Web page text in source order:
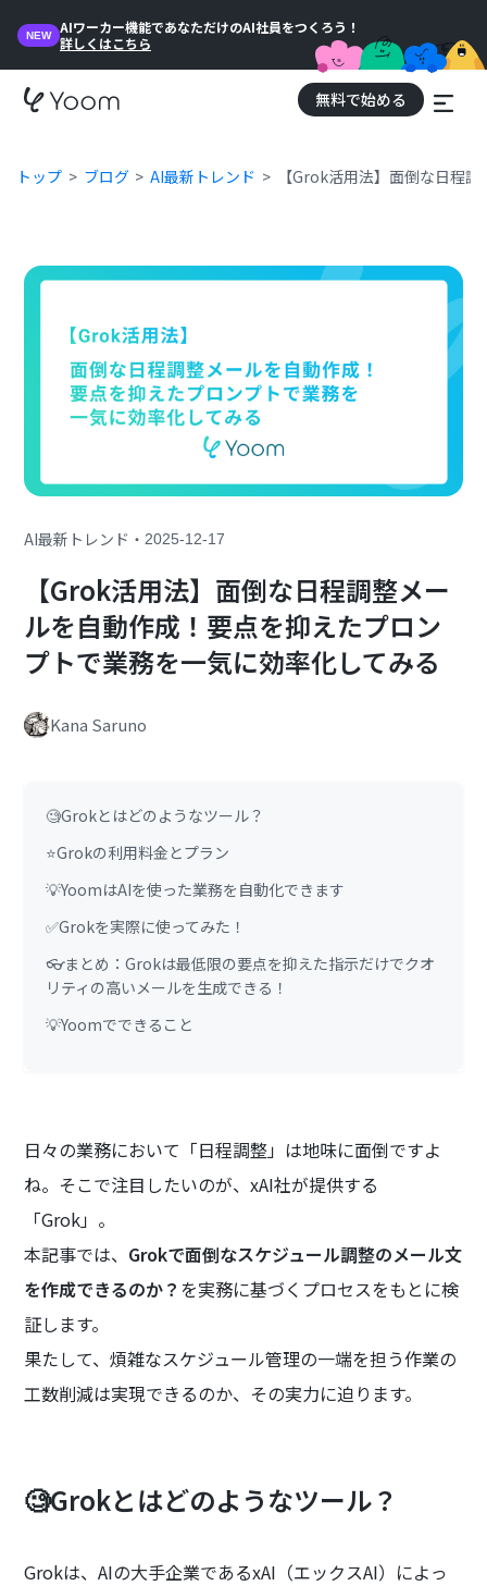
NEW
AIワーカー機能であなただけのAI社員をつくろう！
詳しくはこちら
無料で始める
トップ ブログ AI最新トレンド 【Grok活用法】面倒な日程
AI最新トレンド ・2025-12-17
【Grok活用法】面倒な日程調整メー
ルを自動作成！要点を抑えたプロン
プトで業務を一気に効率化してみる
Kana Saruno
🧐Grokとはどのようなツール？
⭐️Grokの利用料金とプラン
💡YoomはAIを使った業務を自動化できます
✅Grokを実際に使ってみた！
👓まとめ：Grokは最低限の要点を抑えた指示だけでクオ
リティの高いメールを生成できる！
💡Yoomでできること
日々の業務において「日程調整」は地味に面倒ですよ
ね。そこで注目したいのが、xAI社が提供する
「Grok」。
本記事では、 Grokで面倒なスケジュール調整のメール文
を作成できるのか？ を実務に基づくプロセスをもとに検
証します。
果たして、煩雑なスケジュール管理の一端を担う作業の
工数削減は実現できるのか、その実力に迫ります。
🧐Grokとはどのようなツール？
Grokは、AIの大手企業であるxAI（エックスAI）によっ